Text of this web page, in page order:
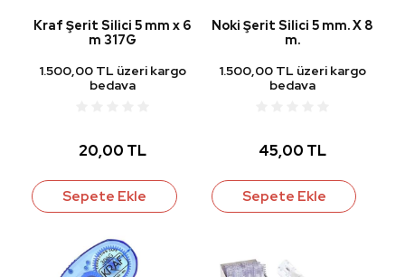
Kraf Şerit Silici 5 mm x 6
m 317G
1.500,00 TL üzeri kargo
bedava
20,00 TL
Sepete Ekle
Noki Şerit Silici 5 mm. X 8
m.
1.500,00 TL üzeri kargo
bedava
45,00 TL
Sepete Ekle